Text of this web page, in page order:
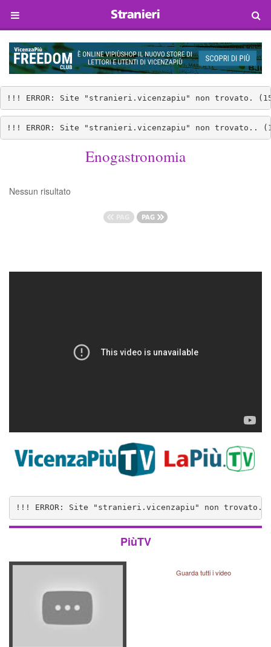
!!! ERROR: Site "stranieri.vicenzapiu" non trovato.
!!! ERROR: Site "stranieri.vicenzapiu" non trovato..
Enogastronomia
Nessun risultato
!!! ERROR: Site "stranieri.vicenzapiu" non trovato..
PiùTV
Guarda tutti i video